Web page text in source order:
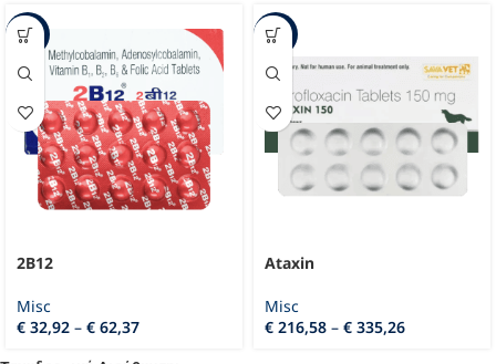
-53%
2B12
Misc
€ 32,92 – € 62,37
-48%
Ataxin
Misc
€ 216,58 – € 335,26